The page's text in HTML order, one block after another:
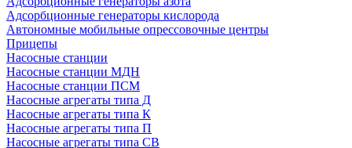
Адсорбционные генераторы кислорода
Автономные мобильные опрессовочные центры
Прицепы
Насосные станции
Насосные станции МДН
Насосные станции ПСМ
Насосные агрегаты типа Д
Насосные агрегаты типа К
Насосные агрегаты типа П
Насосные агрегаты типа СВ